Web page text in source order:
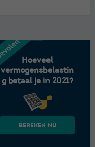
Hoeveel
vermogensbelastin
g betaal je in 2021?
Bereken nu